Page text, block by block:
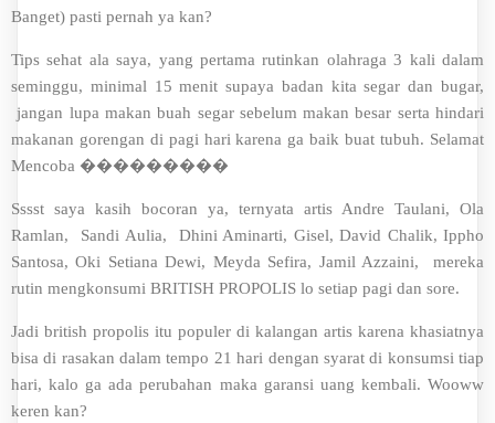
Banget) pasti pernah ya kan?
Tips sehat ala saya, yang pertama rutinkan olahraga 3 kali dalam
seminggu, minimal 15 menit supaya badan kita segar dan bugar,
jangan lupa makan buah segar sebelum makan besar serta hindari
makanan gorengan di pagi hari karena ga baik buat tubuh. Selamat
Mencoba ���������
Sssst saya kasih bocoran ya, ternyata artis Andre Taulani, Ola
Ramlan, Sandi Aulia, Dhini Aminarti, Gisel, David Chalik, Ippho
Santosa, Oki Setiana Dewi, Meyda Sefira, Jamil Azzaini, mereka
rutin mengkonsumi BRITISH PROPOLIS lo setiap pagi dan sore.
Jadi british propolis itu populer di kalangan artis karena khasiatnya
bisa di rasakan dalam tempo 21 hari dengan syarat di konsumsi tiap
hari, kalo ga ada perubahan maka garansi uang kembali. Wooww
keren kan?